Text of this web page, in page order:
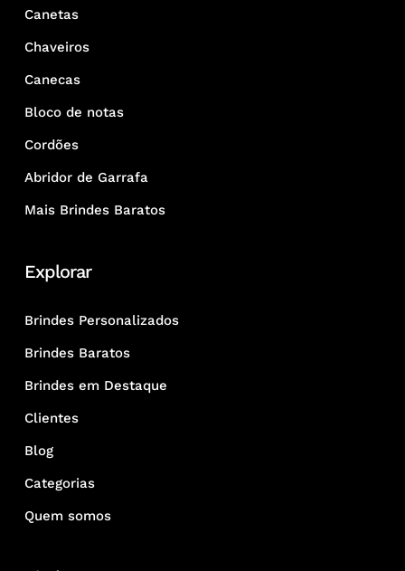
Canetas
Chaveiros
Canecas
Bloco de notas
Cordões
Abridor de Garrafa
Mais Brindes Baratos
Explorar
Brindes Personalizados
Brindes Baratos
Brindes em Destaque
Clientes
Blog
Categorias
Quem somos